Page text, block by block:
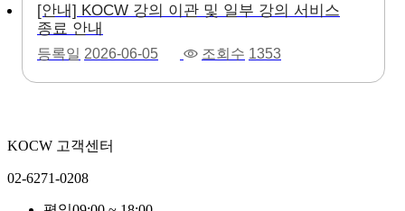
[안내] KOCW 강의 이관 및 일부 강의 서비스
종료 안내
등록일 2026-06-05 조회수 1353
KOCW 고객센터
02-6271-0208